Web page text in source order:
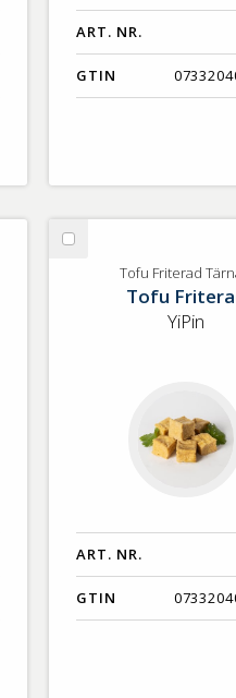
ART. NR.
GTIN
Välj
Friterad
Tofu Friterad
Tofu
YiPin
ART. NR.
GTIN